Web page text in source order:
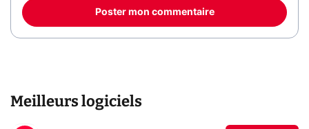
Poster mon commentaire
Meilleurs logiciels